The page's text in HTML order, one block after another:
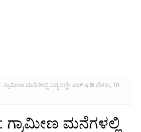
ಗ್ರಾಮೀಣ ಮನೆಗಳಲ್ಲಿ ಸದ್ಯದಲ್ಲೇ ಎಲ್.ಇ.ಡಿ ಬೆಳಕು, 10
ಗ್ರಾಮೀಣ ಮನೆಗಳಲ್ಲಿ